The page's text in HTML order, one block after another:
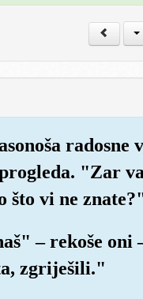
"Zar
što vi ne
– rekoše
zgriješili."